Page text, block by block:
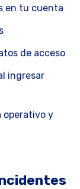
en tu cuenta
de acceso
ingresar
operativo y